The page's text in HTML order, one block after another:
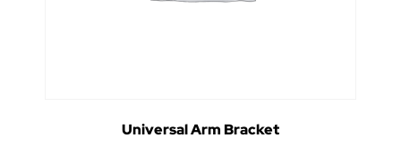
Universal Arm Bracket